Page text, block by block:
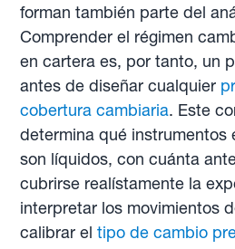
forman también parte del
Comprender el régimen
en cartera es, por tanto, un
antes de diseñar cualquier
cobertura cambiaria. Este
determina qué instrumentos
son líquidos, con cuánta
cubrirse realístamente la
interpretar los movimientos
calibrar eltipo de cambio